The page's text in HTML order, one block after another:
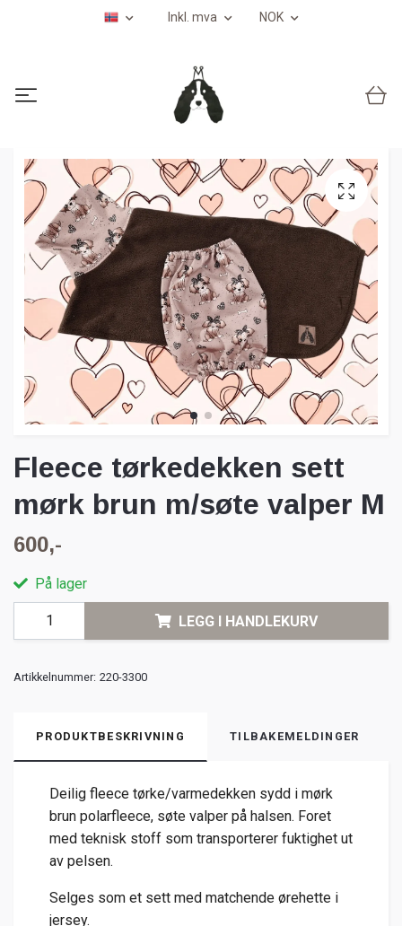
Inkl. mva NOK
Fleece tørkedekken sett
mørk brun m/søte valper M
600,-
På lager
LEGG I HANDLEKURV
Artikkelnummer: 220-3300
PRODUKTBESKRIVNING TILBAKEMELDINGER
Deilig fleece tørke/varmedekken sydd i mørk
brun polarfleece, søte valper på halsen. Foret
med teknisk stoff som transporterer fuktighet ut
av pelsen.
Selges som et sett med matchende ørehette i
jersey.